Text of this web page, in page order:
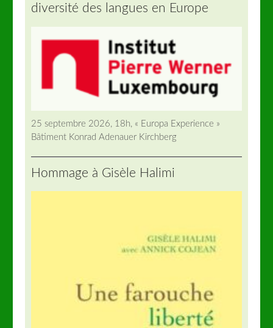
diversité des langues en Europe
25 septembre 2026, 18h, « Europa Experience »
Bâtiment Konrad Adenauer Kirchberg
Hommage à Gisèle Halimi